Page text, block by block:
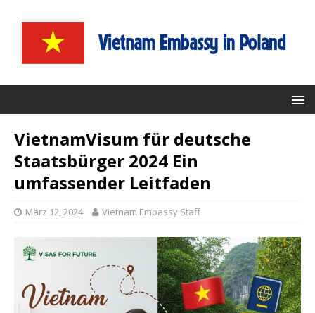
VietnamVisum für deutsche
Staatsbürger 2024 Ein
umfassender Leitfaden
März 12, 2024 Vietnam Embassy Staff